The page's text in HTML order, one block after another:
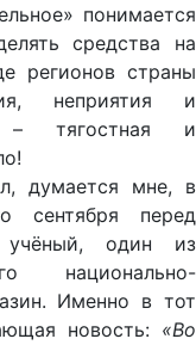
понимается
средства на
регионов страны
неприятия и
– тягостная и
думается мне, в
сентября перед
учёный, один из
национально-
Именно в тот
новость: «Во